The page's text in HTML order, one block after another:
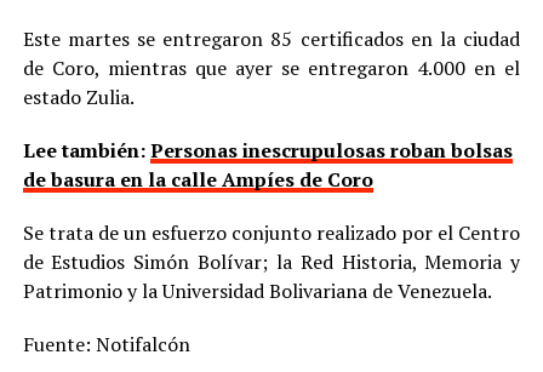
Este martes se entregaron 85 certificados en la ciudad
de Coro, mientras que ayer se entregaron 4.000 en el
estado Zulia.
Lee también:Personas inescrupulosas roban bolsas
de basura en la calle Ampíes de Coro
Se trata de un esfuerzo conjunto realizado por el Centro
de Estudios Simón Bolívar; la Red Historia, Memoria y
Patrimonio y la Universidad Bolivariana de Venezuela.
Fuente: Notifalcón